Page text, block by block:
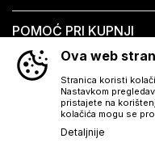
POMOĆ PRI KUPNJI
KORISNIČKI SERVIS
Ova web
Stranica koristi
Nastavkom
pristajete na
kolačića mogu se
Detaljnije